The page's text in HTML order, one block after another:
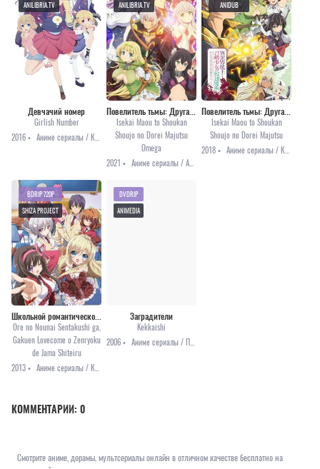
Девчачий номер
Girlish Number
2016 •
ANILIBRIA.TV
Isekai Maou to Shoukan
Shoujo no Dorei Majutsu
Omega
2021 •
ANILIBRIA.TV
Isekai Maou to Shoukan
Shoujo no Dorei Majutsu
2018 •
ANIDUB
Школьной романтической комедии мешают мои мысленные выборы
Ore no Nounai Sentakushi ga,
Gakuen Lovecome o Zenryoku
de Jama Shiteiru
2013 •
Аниме сериалы / Комедия / Романтика / Сёнэн / Этти
BDRIP 720P
SHIZA PROJECT
Заградители
Kekkaishi
2006 •
Аниме сериалы / Приключения / Сёнэн / Фэнтези
DVDRIP
ANIMEDIA
КОММЕНТАРИИ: 0
Смотрите аниме, дорамы, мультсериалы онлайн в отличном качестве бесплатно на